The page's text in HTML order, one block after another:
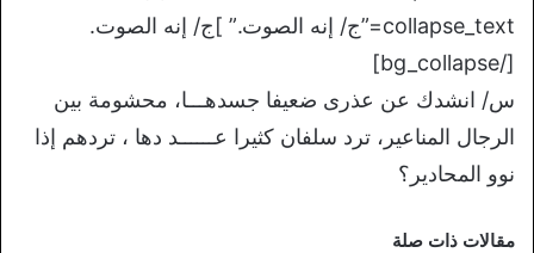
collapse_text=”ج/ إنه الصوت.” ]ج/ إنه الصوت.
[/bg_collapse]
س/ انشدك عن عذرى ضعيفا جسدهـــا، محشومة بين
الرجال المناعير، ترد سلفان كثيرا عــــــد دها ، تردهم إذا
نوو المحادير؟
مقالات ذات صلة